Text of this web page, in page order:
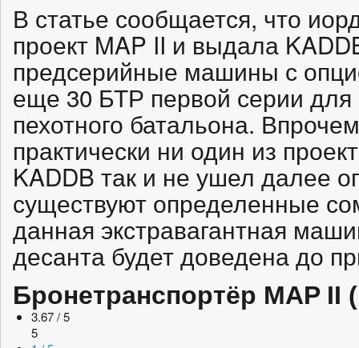
В статье сообщается, что
проект MAP II и выдала
предсерийные машины с
еще 30 БТР первой серии
пехотного батальона.
практически ни один из
KADDB так и не ушел далее
существуют определенные
данная экстравагантная
десанта будет доведена до
Бронетранспортёр MAP II
3.67 / 5
5